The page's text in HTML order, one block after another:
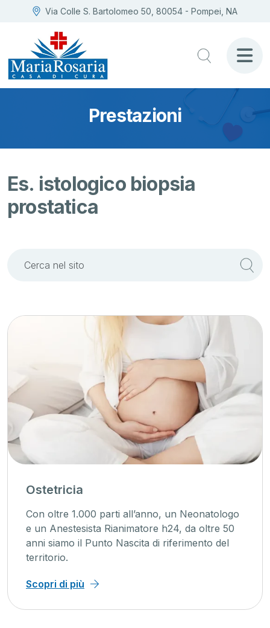
Via Colle S. Bartolomeo 50, 80054 - Pompei, NA
Prestazioni
Es. istologico biopsia
prostatica
Ostetricia
Con oltre 1.000 parti all’anno, un Neonatologo
e un Anestesista Rianimatore h24, da oltre 50
anni siamo il Punto Nascita di riferimento del
territorio.
Scopri di più